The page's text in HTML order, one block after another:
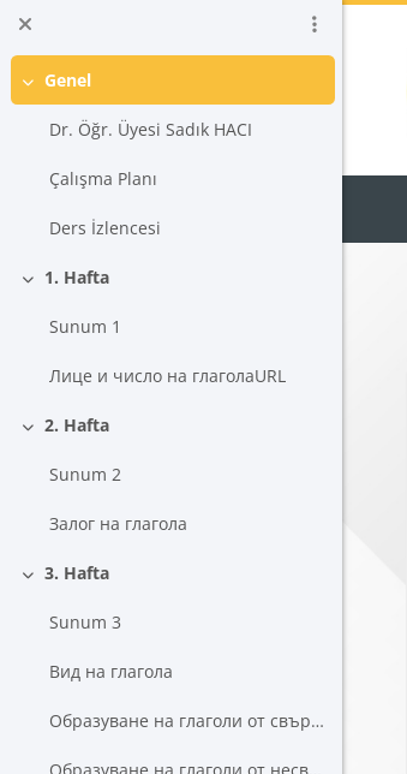
Ana içeriğe git
Daralt
Genel
Dr. Öğr. Üyesi Sadık HACI
Çalışma Planı
Ders İzlencesi
Daralt
1. Hafta
Sunum 1
Лице и число на глаголаURL
Daralt
2. Hafta
Sunum 2
Залог на глагола
Daralt
3. Hafta
Sunum 3
Вид на глагола
Образуване на глаголи от свършен вид
Образуване на глаголи от несвършен вид